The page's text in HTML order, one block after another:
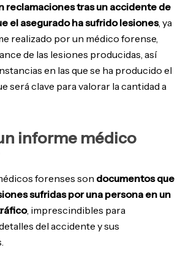
reclamaciones tras un accidente de
el asegurado ha sufrido lesiones, ya
realizado por un médico forense,
de las lesiones producidas, así
en las que se ha producido el
será clave para valorar la cantidad a
informe médico
forenses son documentos que
sufridas por una persona en un
, imprescindibles para
del accidente y sus